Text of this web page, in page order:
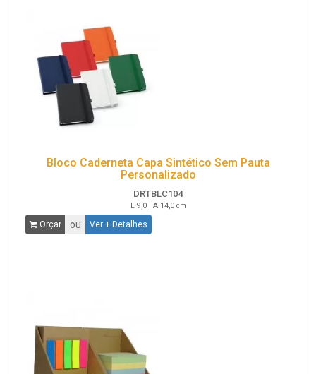
Bloco Caderneta Capa Sintético Sem Pauta
Personalizado
DRTBLC104
L 9,0 | A 14,0 cm
Orçar ou Ver + Detalhes